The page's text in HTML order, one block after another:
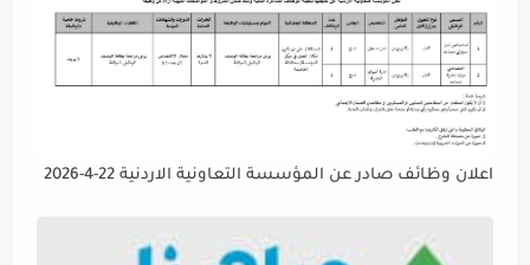
اعلان وظائف صادر عن المؤسسة التعاونية الاردنية 22-4-2026